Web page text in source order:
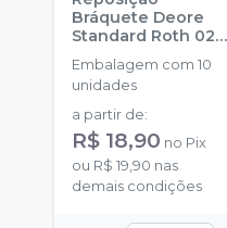
Bráquete Deore
Standard Roth 022
INFINITY
ORTHODONTICS
Embalagem com 10
unidades
a partir de:
R$ 18,90 no Pix
ou R$ 19,90 nas
demais condições